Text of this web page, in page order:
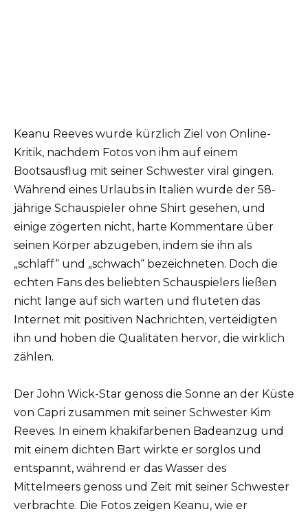
Keanu Reeves wurde kürzlich Ziel von Online-
Kritik, nachdem Fotos von ihm auf einem
Bootsausflug mit seiner Schwester viral gingen.
Während eines Urlaubs in Italien wurde der 58-
jährige Schauspieler ohne Shirt gesehen, und
einige zögerten nicht, harte Kommentare über
seinen Körper abzugeben, indem sie ihn als
„schlaff“ und „schwach“ bezeichneten. Doch die
echten Fans des beliebten Schauspielers ließen
nicht lange auf sich warten und fluteten das
Internet mit positiven Nachrichten, verteidigten
ihn und hoben die Qualitäten hervor, die wirklich
zählen.
Der John Wick-Star genoss die Sonne an der Küste
von Capri zusammen mit seiner Schwester Kim
Reeves. In einem khakifarbenen Badeanzug und
mit einem dichten Bart wirkte er sorglos und
entspannt, während er das Wasser des
Mittelmeers genoss und Zeit mit seiner Schwester
verbrachte. Die Fotos zeigen Keanu, wie er